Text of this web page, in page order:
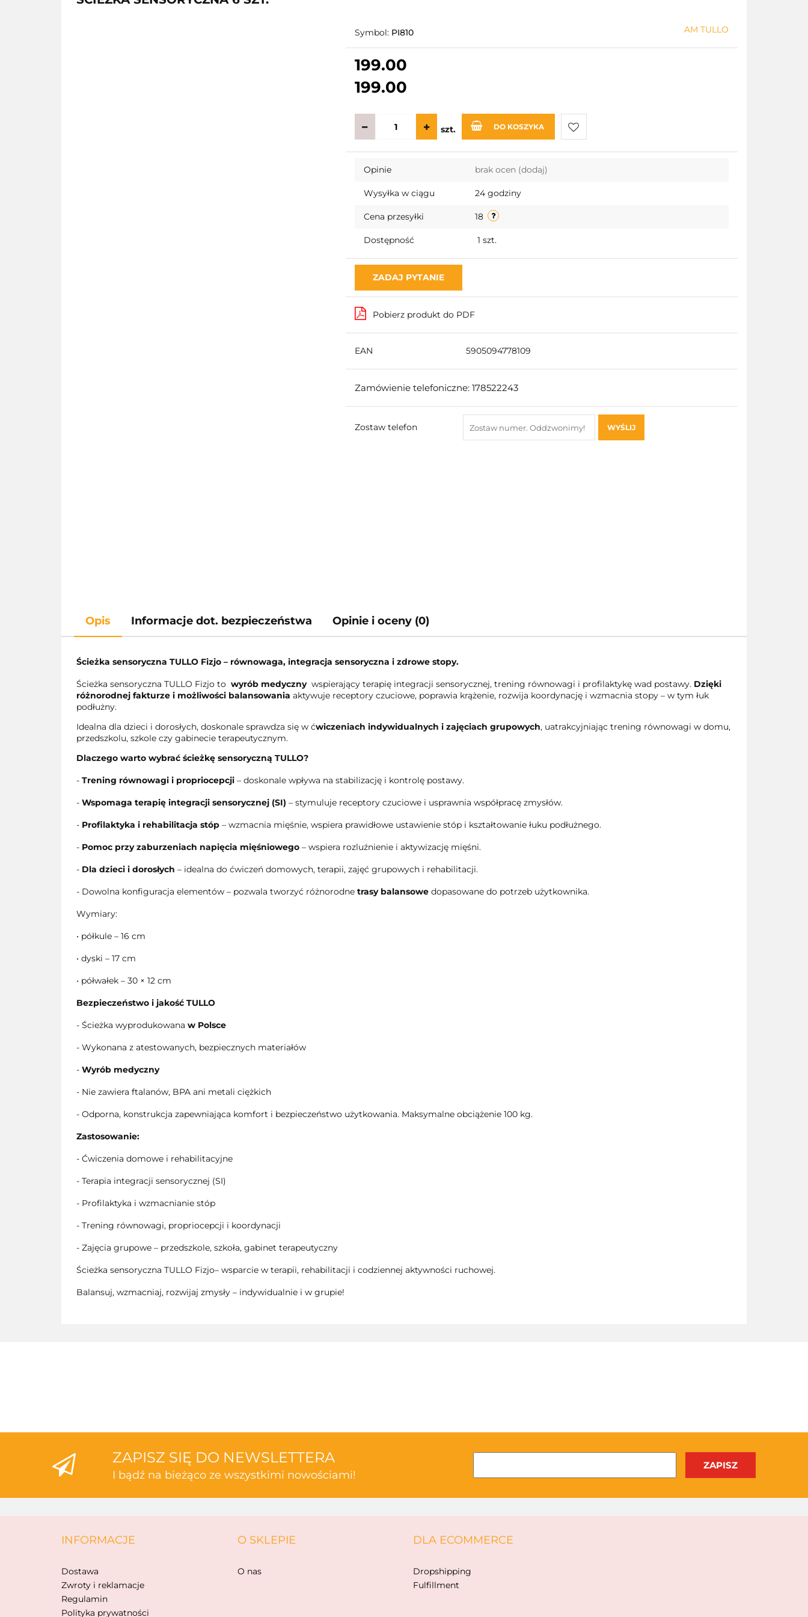
Symbol: PI810 AM TULLO
199.00
199.00
szt. DO KOSZYKA
Do
Opinie brak ocen (dodaj)
Wysyłka w ciągu 24 godziny
Cena przesyłki 18
Dostępność 1 szt.
ZADAJ PYTANIE
Pobierz produkt do PDF
EAN 5905094778109
Zamówienie telefoniczne: 178522243
Zostaw telefon WYŚLIJ
Opis Informacje dot. bezpieczeństwa Opinie i oceny (0)
Ścieżka sensoryczna TULLO Fizjo – równowaga, integracja sensoryczna i zdrowe stopy.
Ścieżka sensoryczna TULLO Fizjo to wyrób medyczny wspierający terapię integracji sensorycznej, trening równowagi i profilaktykę wad postawy. Dzięki
różnorodnej fakturze i możliwości balansowania aktywuje receptory czuciowe, poprawia krążenie, rozwija koordynację i wzmacnia stopy – w tym łuk
podłużny.
Idealna dla dzieci i dorosłych, doskonale sprawdza się w ćwiczeniach indywidualnych i zajęciach grupowych, uatrakcyjniając trening równowagi w domu,
przedszkolu, szkole czy gabinecie terapeutycznym.
Dlaczego warto wybrać ścieżkę sensoryczną TULLO?
- Trening równowagi i propriocepcji – doskonale wpływa na stabilizację i kontrolę postawy.
- Wspomaga terapię integracji sensorycznej (SI) – stymuluje receptory czuciowe i usprawnia współpracę zmysłów.
- Profilaktyka i rehabilitacja stóp – wzmacnia mięśnie, wspiera prawidłowe ustawienie stóp i kształtowanie łuku podłużnego.
- Pomoc przy zaburzeniach napięcia mięśniowego – wspiera rozluźnienie i aktywizację mięśni.
- Dla dzieci i dorosłych – idealna do ćwiczeń domowych, terapii, zajęć grupowych i rehabilitacji.
- Dowolna konfiguracja elementów – pozwala tworzyć różnorodne trasy balansowe dopasowane do potrzeb użytkownika.
Wymiary:
• półkule – 16 cm
• dyski – 17 cm
• półwałek – 30 × 12 cm
Bezpieczeństwo i jakość TULLO
- Ścieżka wyprodukowana w Polsce
- Wykonana z atestowanych, bezpiecznych materiałów
- Wyrób medyczny
- Nie zawiera ftalanów, BPA ani metali ciężkich
- Odporna, konstrukcja zapewniająca komfort i bezpieczeństwo użytkowania. Maksymalne obciążenie 100 kg.
Zastosowanie:
- Ćwiczenia domowe i rehabilitacyjne
- Terapia integracji sensorycznej (SI)
- Profilaktyka i wzmacnianie stóp
- Trening równowagi, propriocepcji i koordynacji
- Zajęcia grupowe – przedszkole, szkoła, gabinet terapeutyczny
Ścieżka sensoryczna TULLO Fizjo– wsparcie w terapii, rehabilitacji i codziennej aktywności ruchowej.
Balansuj, wzmacniaj, rozwijaj zmysły – indywidualnie i w grupie!
AKSJOMAT
ZAPISZ SIĘ DO NEWSLETTERA
I bądź na bieżąco ze wszystkimi nowościami!
INFORMACJE
Dostawa
Zwroty i reklamacje
Regulamin
Polityka prywatności
O SKLEPIE
O nas
DLA ECOMMERCE
Dropshipping
Fulfillment